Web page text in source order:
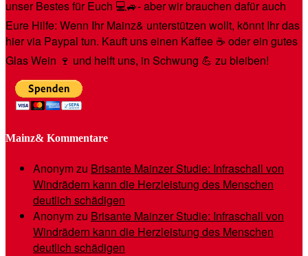
unser Bestes für Euch 💻🚙- aber wir brauchen dafür auch
Eure Hilfe: Wenn Ihr Mainz& unterstützen wollt, könnt Ihr das
hier via Paypal tun. Kauft uns einen Kaffee ☕️ oder ein gutes
Glas Wein 🍷 und helft uns, in Schwung 💪 zu bleiben!
Mainz& Kommentare
Anonymzu Brisante Mainzer Studie: Infraschall von
Windrädern kann die Herzleistung des Menschen
deutlich schädigen
Anonymzu Brisante Mainzer Studie: Infraschall von
Windrädern kann die Herzleistung des Menschen
deutlich schädigen